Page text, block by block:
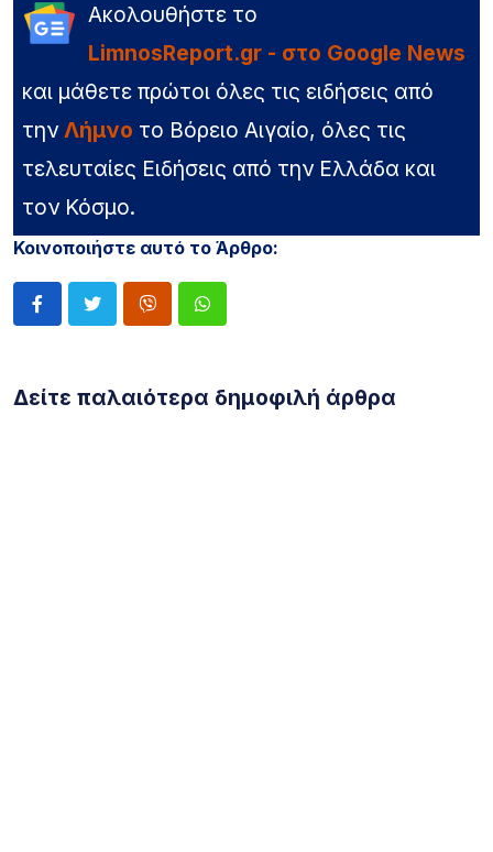
Ακολουθήστε το
LimnosReport.gr - στο Google News
και μάθετε πρώτοι όλες τις ειδήσεις από
την Λήμνο το Βόρειο Αιγαίο, όλες τις
τελευταίες Ειδήσεις από την Ελλάδα και
τον Κόσμο.
Κοινοποιήστε αυτό το Άρθρο:
Δείτε παλαιότερα δημοφιλή άρθρα